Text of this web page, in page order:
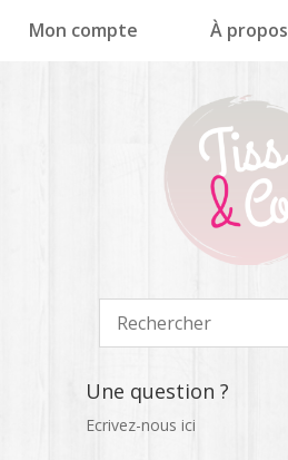
Mon compte À propos
Une question ?
Ecrivez-nous ici